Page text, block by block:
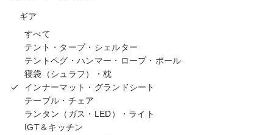
ギア
すべて
テント・タープ・シェルター
テントペグ・ハンマー・ロープ・ポール
寝袋（シュラフ）・枕
インナーマット・グランドシート
テーブル・チェア
ランタン（ガス・LED）・ライト
IGT＆キッチン